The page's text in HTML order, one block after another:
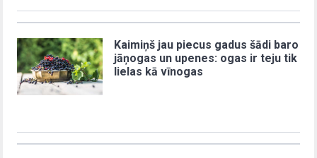
Kaimiņš jau piecus gadus šādi baro
jāņogas un upenes: ogas ir teju tik
lielas kā vīnogas